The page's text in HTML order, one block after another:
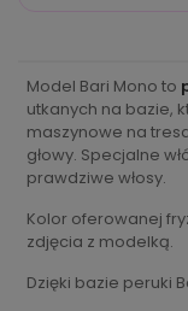
Model Bari Mono to
utkanych na bazie,
maszynowe na
głowy. Specjalne
prawdziwe włosy.
Kolor oferowanej
zdjęcia z modelką.
Dzięki bazie peruki